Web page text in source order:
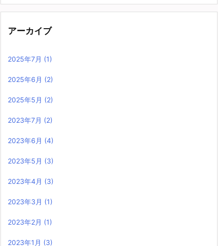
アーカイブ
2025年7月 (1)
2025年6月 (2)
2025年5月 (2)
2023年7月 (2)
2023年6月 (4)
2023年5月 (3)
2023年4月 (3)
2023年3月 (1)
2023年2月 (1)
2023年1月 (3)